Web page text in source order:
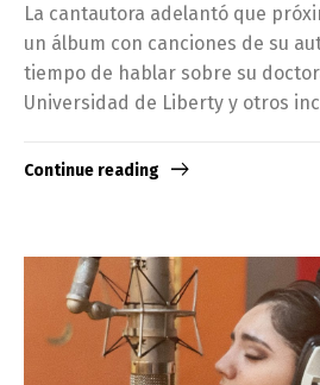
La cantautora adelantó que
un álbum con canciones de su
tiempo de hablar sobre su
Universidad de Liberty y otros
Continue reading